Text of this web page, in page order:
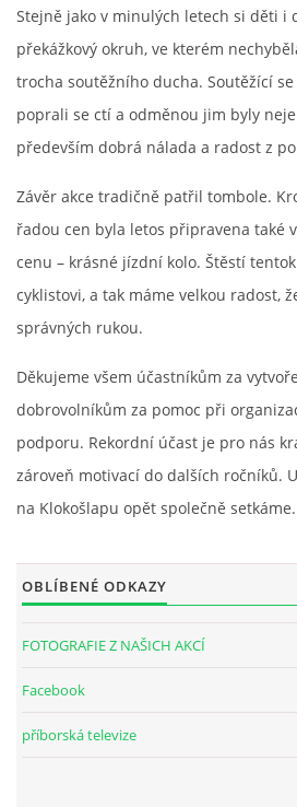
Stejně jako v minulých letech si děti i
překážkový okruh, ve kterém
trocha soutěžního ducha. Soutěžící
poprali se ctí a odměnou jim byly
především dobrá nálada a radost z
Závěr akce tradičně patřil tombole.
řadou cen byla letos připravena také
cenu – krásné jízdní kolo. Štěstí
cyklistovi, a tak máme velkou radost,
správných rukou.
Děkujeme všem účastníkům za
dobrovolníkům za pomoc při
podporu. Rekordní účast je pro nás
zároveň motivací do dalších ročníků.
na Klokošlapu opět společně setkáme.
OBLÍBENÉ ODKAZY
FOTOGRAFIE Z NAŠICH AKCÍ
Facebook
příborská televize